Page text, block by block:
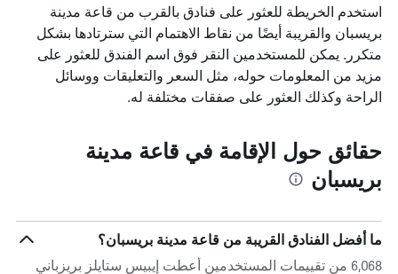
استخدم الخريطة للعثور على فنادق بالقرب من قاعة مدينة
بريسبان والقريبة أيضًا من نقاط الاهتمام التي سترتادها بشكل
متكرر. يمكن للمستخدمين النقر فوق اسم الفندق للعثور على
مزيد من المعلومات حوله، مثل السعر والتعليقات ووسائل
الراحة وكذلك العثور على صفقات مختلفة له.
حقائق حول الإقامة في قاعة مدينة
بريسبان
ما أفضل الفنادق القريبة من قاعة مدينة بريسبان؟
6,068 من تقييمات المستخدمين أعطت إيبيس ستايلز بريزباني